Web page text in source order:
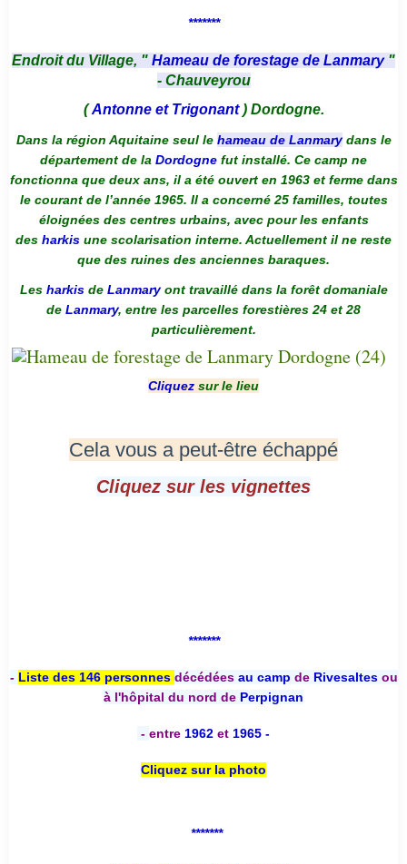
*******
Endroit du Village, " Hameau de forestage de Lanmary "
- Chauveyrou
(Antonne et Trigonant) Dordogne.
Dans la région Aquitaine seul le hameau de Lanmarydans le
département de la Dordogne fut installé. Ce camp ne
fonctionna que deux ans, il a été ouvert en 1963 et ferme dans
le courant de l’année 1965. Il a concerné 25 familles, toutes
éloignées des centres urbains, avec pour les enfants
des harkis une scolarisation interne. Actuellement il ne reste
que des ruines des anciennes baraques.
Les harkis de Lanmaryont travaillé dans la forêt domaniale
de Lanmary, entre les parcelles forestières 24 et 28
particulièrement.
Cliquez sur le lieu
Cela vous a peut-être échappé
Cliquez sur les vignettes
*******
- Liste des 146 personnes décédées au camp deRivesaltesou
à l'hôpital du nord de Perpignan
- entre 1962 et 1965 -
Cliquez sur la photo
*******